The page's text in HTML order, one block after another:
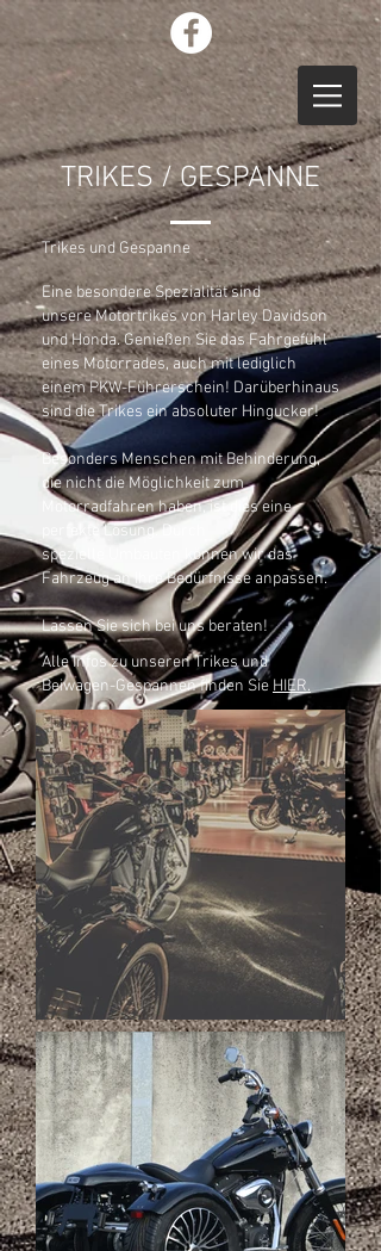
TRIKES / GESPANNE
Trikes und Gespanne
Eine besondere Spezialität sind
unsereMotortrikes von Harley Davidson
und Honda. Genießen Sie das Fahrgefühl
eines Motorrades, auch mit lediglich
einem PKW-Führerschein! Darüberhinaus
sind die Trikes ein absoluter Hingucker!
Besonders Menschen mit Behinderung,
die nicht die Möglichkeit zum
Motorradfahren haben, ist dies eine
perfekte Lösung. Durch
spezielle Umbauten können wir das
Fahrzeug an Ihre Bedürfnisse anpassen.
Lassen Sie sich bei uns beraten!
Alle Infos zu unseren Trikes und
Beiwagen-Gespannen finden Sie HIER.